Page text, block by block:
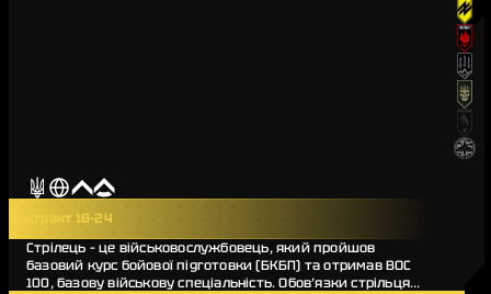
Контракт 18-24
Стрілець – це військовослужбовець, який пройшов
базовий курс бойової підготовки (БКБП) та отримав ВОС
100, базову військову спеціальність. Обов’язки стрільця